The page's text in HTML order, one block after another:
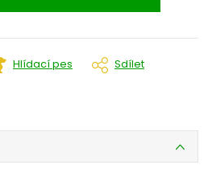
Hlídací pes Sdílet